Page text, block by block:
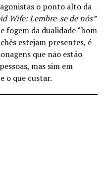
o ponto alto da
Wife: Lembre-se de nós”
fogem da dualidade “bom
estejam presentes, é
que não estão
mas sim em
o que custar.